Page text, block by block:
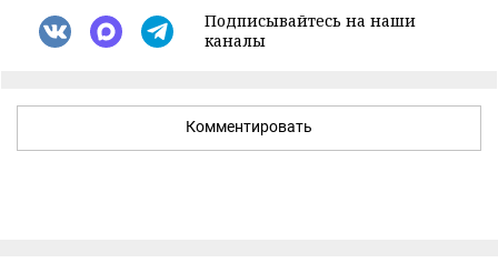
Подписывайтесь на наши
каналы
Комментировать